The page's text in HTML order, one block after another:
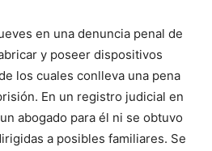
en una denuncia penal de
y poseer dispositivos
los cuales conlleva una pena
En un registro judicial en
abogado para él ni se obtuvo
a posibles familiares. Se